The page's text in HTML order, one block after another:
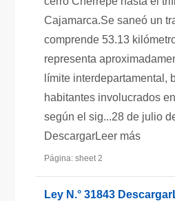
Cajamarca.Se saneó un
comprende 53.13
representa
límite interdepartamental,
habitantes involucrados
según el sig...28 de julio
DescargarLeer más
Página: sheet 2
Ley N.° 31843